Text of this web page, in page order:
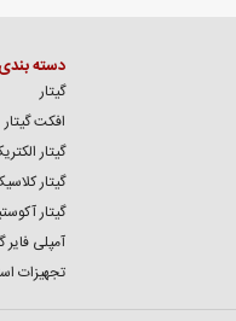
دسته
گیتار
افکت گیتار
گیتار
گیتار
گیتار
آمپلی فایر
تجهیزات